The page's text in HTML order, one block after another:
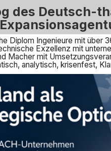
des Deutsch-
Diplom Ingenieure mit über
Exzellenz mit
Macher mit
analytisch, krisenfest,